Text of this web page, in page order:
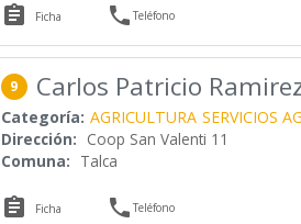
 Ficha Teléfono
9 Carlos Patricio
Categoría: AGRICULTURA SERVICIOS
Dirección: Coop San Valenti 11
Comuna: Talca
 Ficha Teléfono